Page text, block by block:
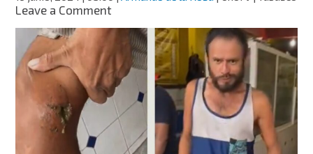
Leave a Commenton
localiza
a
hombre
atacado
por
cocodrilos
en
Villahermosa;